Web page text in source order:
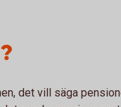
det vill säga